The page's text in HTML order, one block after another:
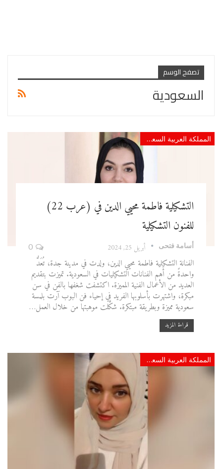
تصفح الوسم
السعودية
المملكة العربية السعودية
التشكيلية فاطمة محيي الدين في (عرب 22)
للفنون التشكيلية
أسامة فتحى أبريل 25, 2024 0
الفنانة التشكيلية فاطمة محيي الدين، ولدت في مدينة جدة، تُعَدُّ
واحدةً من أهم الفنانات التشكيليات في السعودية. تميزت بتقديم
العديد من الأعمال الفنية المميزة. اكتشفت شغفها بالفن في سن
مبكرة، واشتهرت بأسلوبها الفريد في إحياء فن البوب آرت بلمسة
سعودية مميزة وبطريقة مبتكرة. شكَّلت موهبتها من خلال العمل…
قراءة المزيد
المملكة العربية السعودية